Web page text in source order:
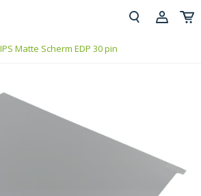
Matte Scherm EDP 30 pin